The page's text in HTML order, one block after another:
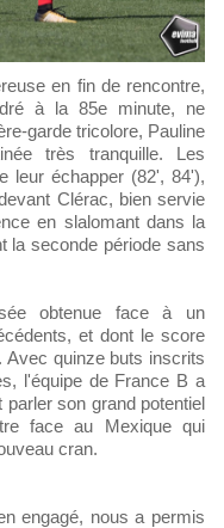
à la 85e minute, ne
garde tricolore, Pauline
très tranquille. Les
leur échapper (82', 84'),
Clérac, bien servie
en slalomant dans la
la seconde période sans
obtenue face à un
et dont le score
Avec quinze buts inscrits
l'équipe de France B a
son grand potentiel
face au Mexique qui
cran.
engagé, nous a permis